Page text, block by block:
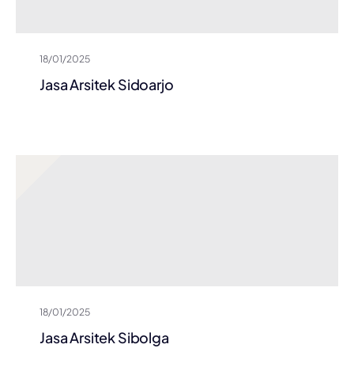
18/01/2025
Jasa Arsitek Sidoarjo
18/01/2025
Jasa Arsitek Sibolga